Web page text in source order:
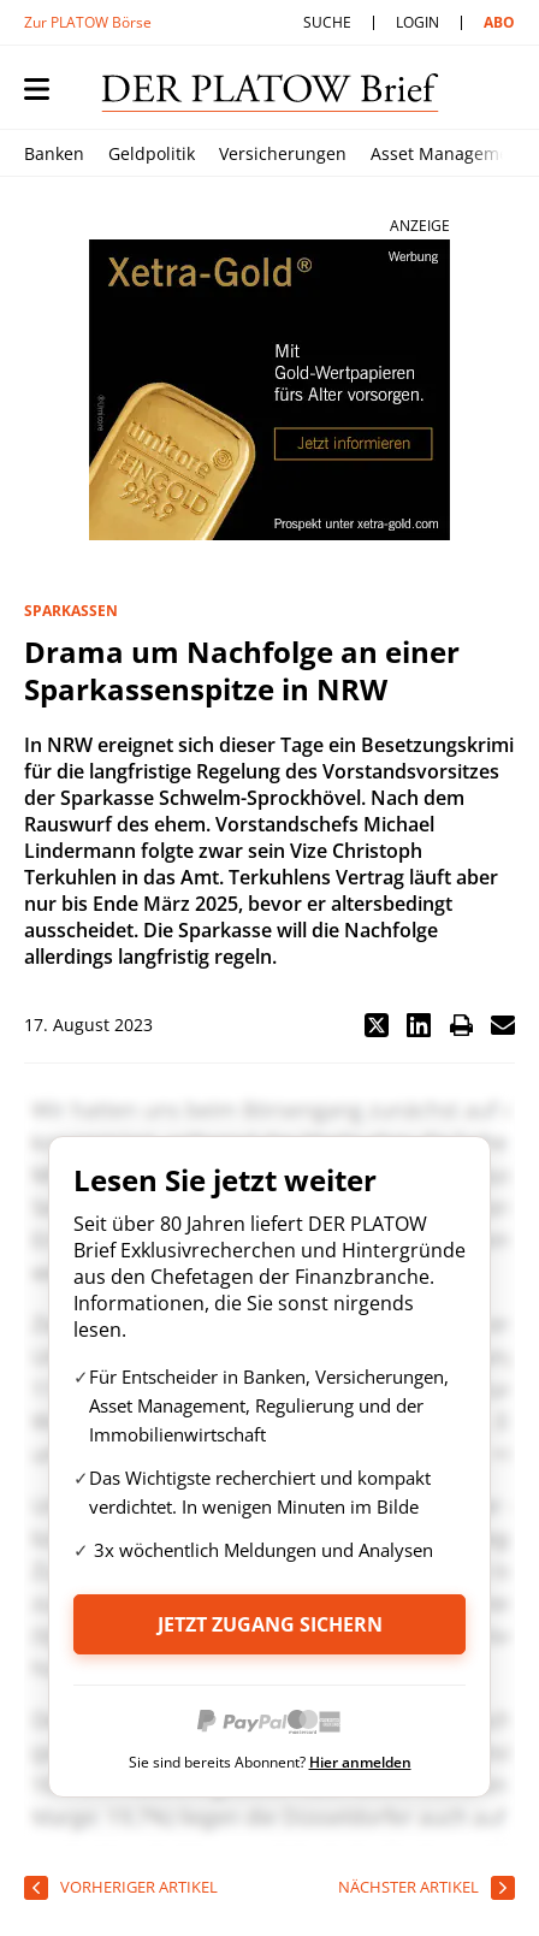
Zur PLATOW Börse SUCHE LOGIN ABO
Banken Geldpolitik Versicherungen Asset Management
ANZEIGE
SPARKASSEN
Drama um Nachfolge an einer
Sparkassenspitze in NRW
In NRW ereignet sich dieser Tage ein Besetzungskrimi
für die langfristige Regelung des Vorstandsvorsitzes
der Sparkasse Schwelm-Sprockhövel. Nach dem
Rauswurf des ehem. Vorstandschefs Michael
Lindermann folgte zwar sein Vize Christoph
Terkuhlen in das Amt. Terkuhlens Vertrag läuft aber
nur bis Ende März 2025, bevor er altersbedingt
ausscheidet. Die Sparkasse will die Nachfolge
allerdings langfristig regeln.
17. August 2023
Lesen Sie jetzt weiter
Seit über 80 Jahren liefert DER PLATOW
Brief Exklusivrecherchen und Hintergründe
aus den Chefetagen der Finanzbranche.
Informationen, die Sie sonst nirgends
lesen.
Für Entscheider in Banken, Versicherungen,
Asset Management, Regulierung und der
Immobilienwirtschaft
Das Wichtigste recherchiert und kompakt
verdichtet. In wenigen Minuten im Bilde
3x wöchentlich Meldungen und Analysen
JETZT ZUGANG SICHERN
Sie sind bereits Abonnent? Hier anmelden
VORHERIGER ARTIKEL NÄCHSTER ARTIKEL